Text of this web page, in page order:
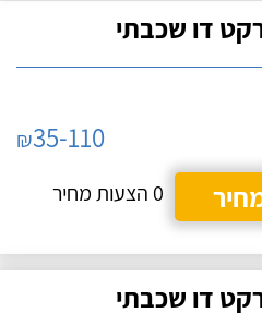
דו שכבתי
₪35-110
0 הצעות מחיר
דו שכבתי